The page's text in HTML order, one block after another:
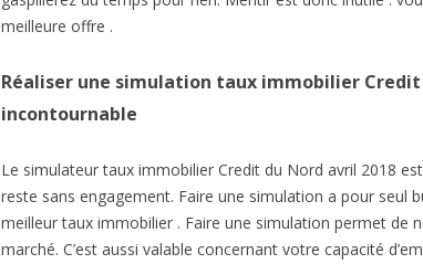
meilleure offre .
Réaliser une simulation taux immobilier Credit
incontournable
Le simulateur taux immobilier Credit du Nord avril 2018
reste sans engagement. Faire une simulation a pour seul
meilleur taux immobilier . Faire une simulation permet de
marché. C’est aussi valable concernant votre capacité